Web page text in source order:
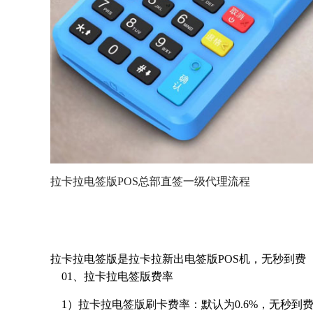
拉卡拉电签版POS总部直签一级代理流程
拉卡拉电签版是拉卡拉新出电签版POS机，无秒到费
01、拉卡拉电签版费率
1）拉卡拉电签版刷卡费率：默认为0.6%，无秒到费